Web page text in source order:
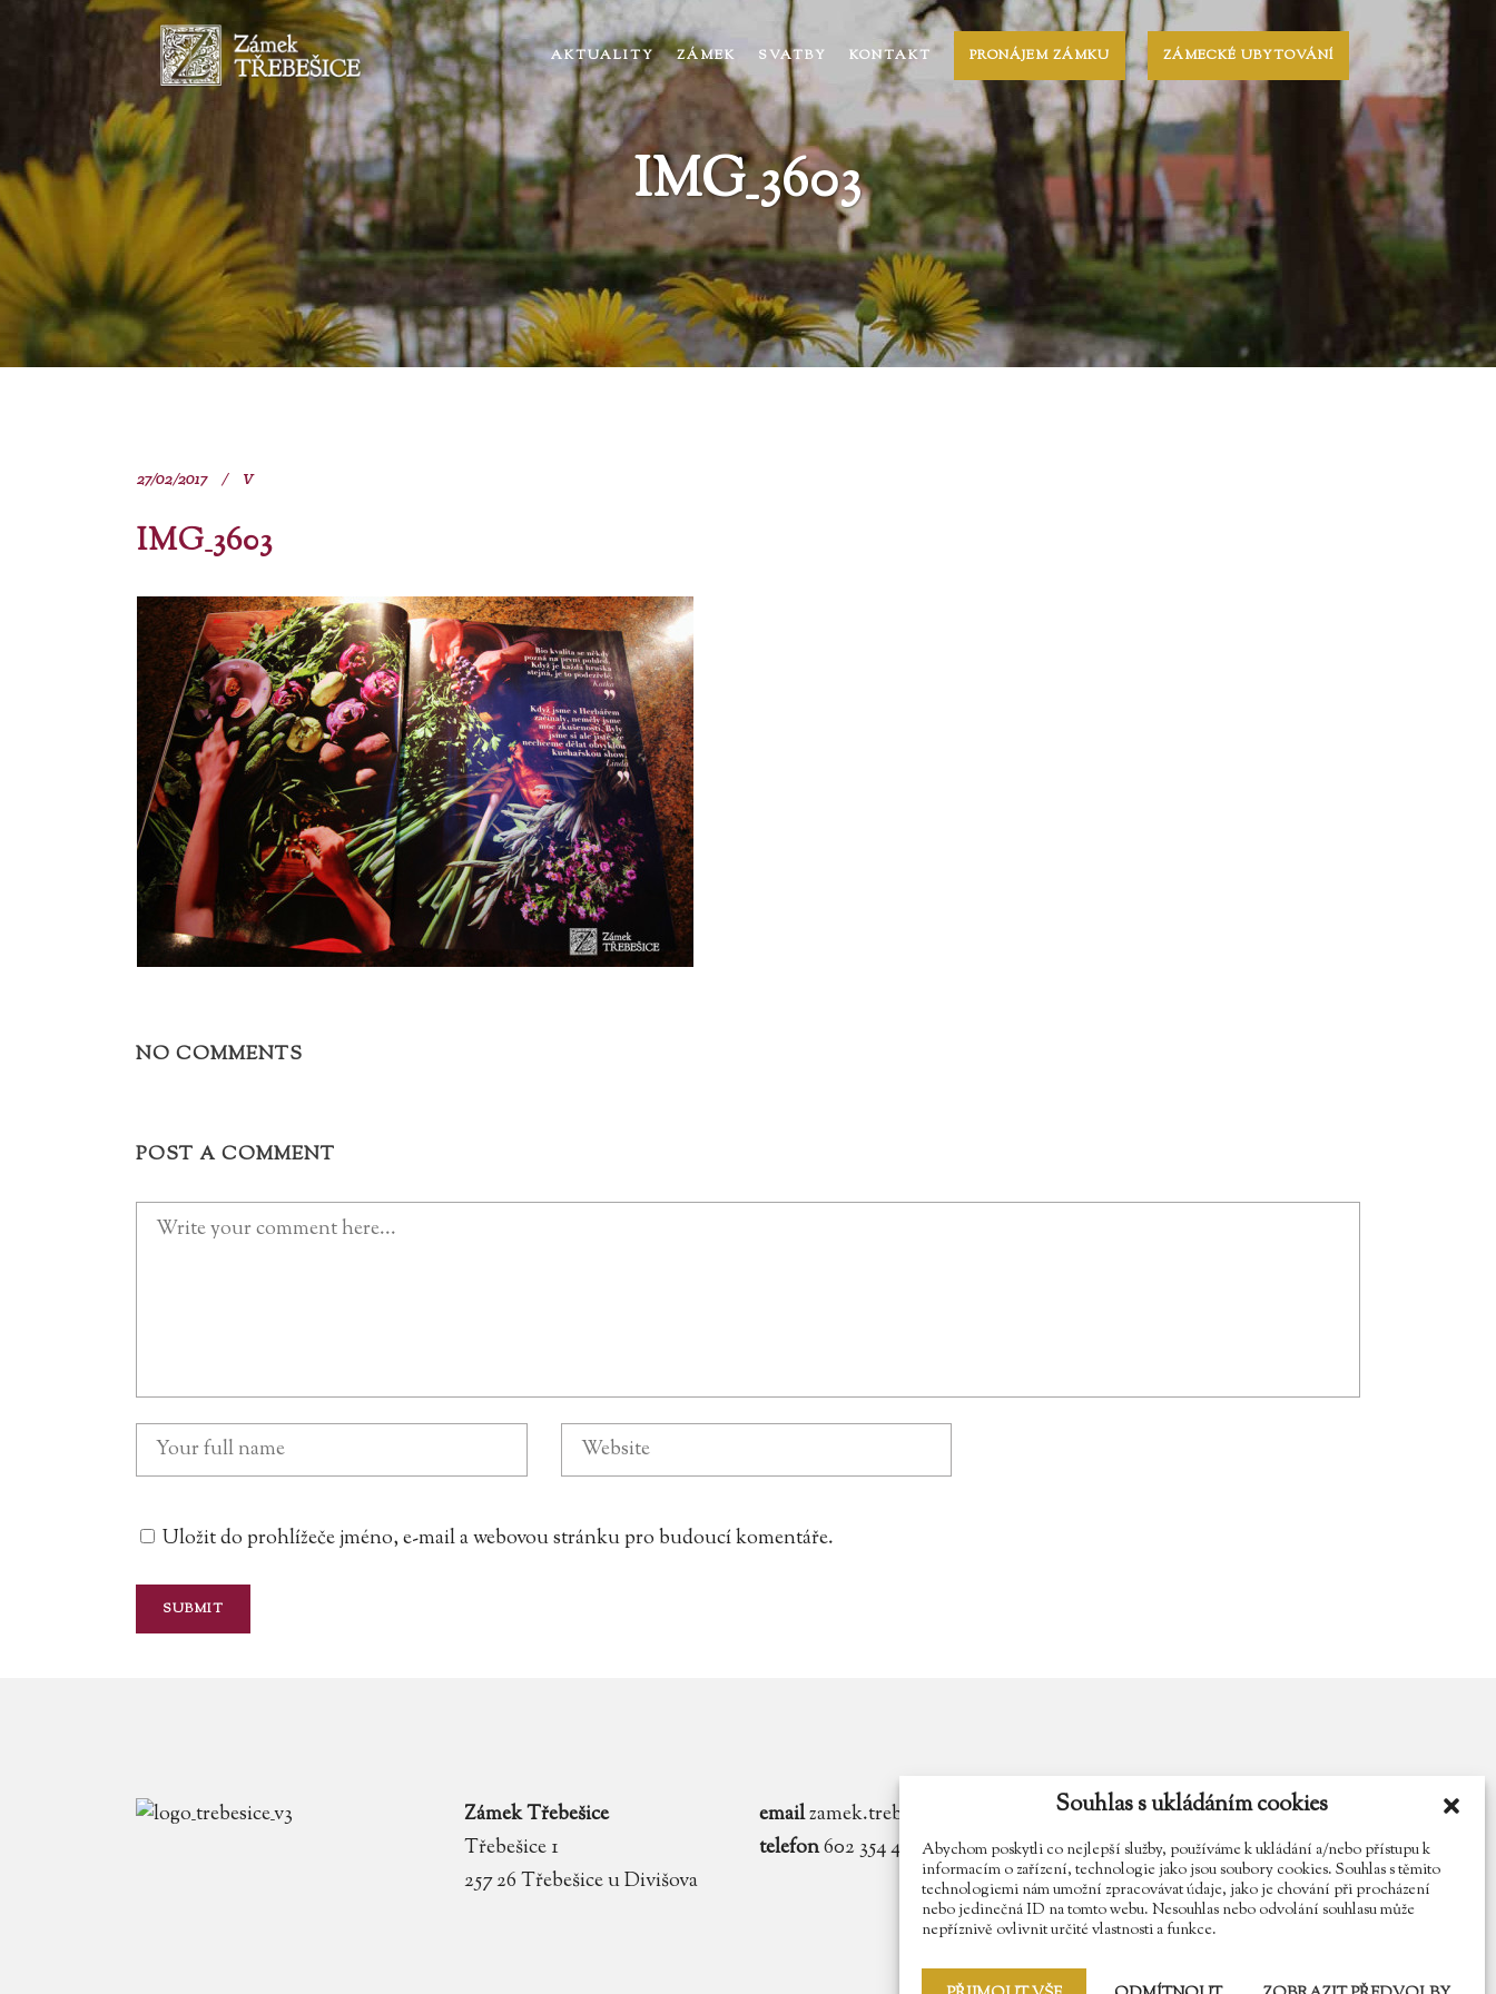
Souhlas s ukládáním cookies
Abychom poskytli co nejlepší služby, používáme k ukládání a/nebo přístupu k
informacím o zařízení, technologie jako jsou soubory cookies. Souhlas s těmito
technologiemi nám umožní zpracovávat údaje, jako je chování při procházení
nebo jedinečná ID na tomto webu. Nesouhlas nebo odvolání souhlasu může
nepříznivě ovlivnit určité vlastnosti a funkce.
AKTUALITY ZÁMEK SVATBY KONTAKT PRONÁJEM ZÁMKU ZÁMECKÉ UBYTOVÁNÍ
IMG_3603
27/02/2017 V
IMG_3603
NO COMMENTS
POST A COMMENT
Uložit do prohlížeče jméno, e-mail a webovou stránku pro budoucí komentáře.
Zámek Třebešice
Třebešice 1
257 26 Třebešice u Divišova
emailzamek.trebesice@volny.cz
telefon602 354 467
Najdete nás na Facebooku
Sledujte náš Instagram